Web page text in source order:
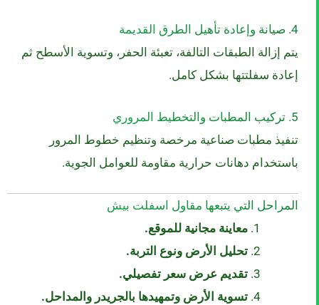
4. صيانة وإعادة تأهيل الطرق القديمة
يتم إزالة الطبقات التالفة، تعبئة الحفر، وتسوية الأسطح ثم
إعادة سفلتتها بشكل كامل.
5. تركيب المطبات والتخطيط المروري
تنفيذ مطبات صناعية مرخصة وتنظيم خطوط المرور
باستخدام دهانات حرارية مقاومة للعوامل الجوية.
المراحل التي يتبعها مقاول اسفلت بيش
معاينة مجانية للموقع.
تحليل الأرض ونوع التربة.
تقديم عرض سعر تفصيلي.
تسوية الأرض وتمهيدها بالجريدر والمداحل.